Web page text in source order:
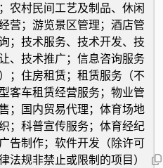
农村民间工艺及制品、休闲
营；游览景区管理；酒店管
；技术服务、技术开发、技
、技术推广；信息咨询服务
；住房租赁；租赁服务（不
客车租赁经营服务；物业管
；国内贸易代理；体育场地
；科普宣传服务；体育经纪
告制作；软件开发（除许可
法规非禁止或限制的项目）